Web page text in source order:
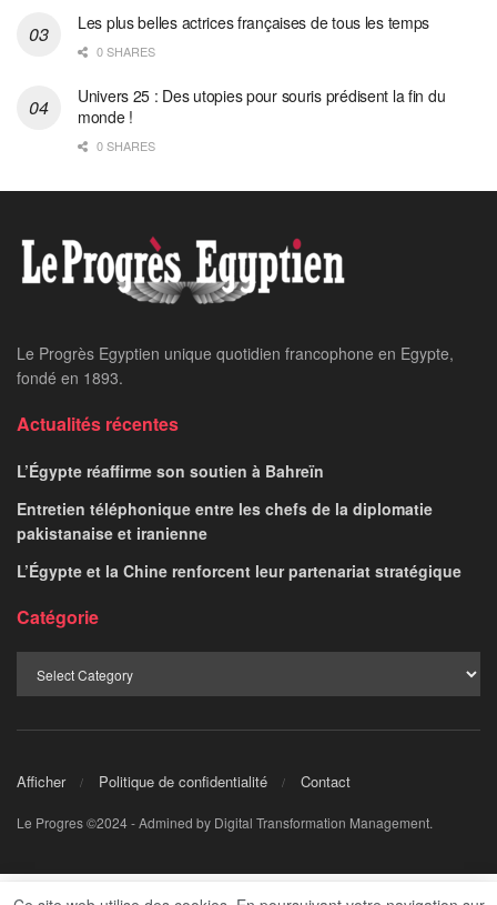
Les plus belles actrices françaises de tous les temps
0 SHARES
Univers 25 : Des utopies pour souris prédisent la fin du
monde !
0 SHARES
C1: le Real Madrid prend
l’avantage sur l’Atlético
Au terme d’un match fermé, loin du choc des